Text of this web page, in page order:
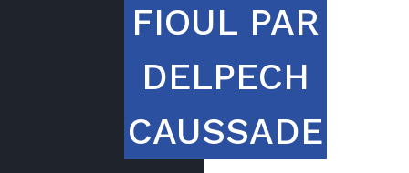
FIOUL PAR
DELPECH
CAUSSADE